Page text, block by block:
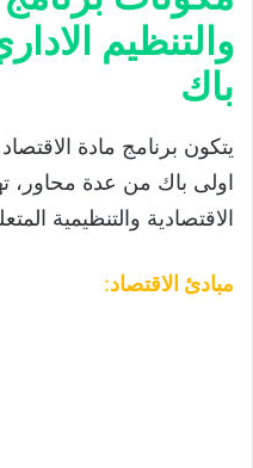
والتنظيم
باك
يتكون برنامج مادة
اولى باك من عدة محاور،
الاقتصادية والتنظيمية
مبادئ الاقتصاد: